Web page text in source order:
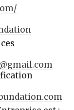
gmail.com